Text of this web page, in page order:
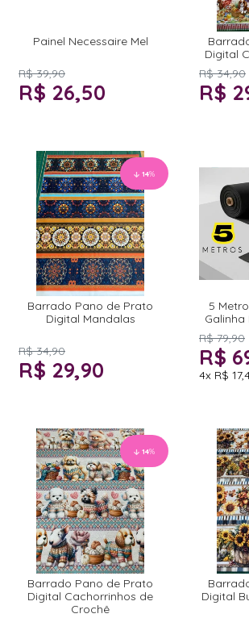
Painel Necessaire Mel
R$ 39,90
R$ 26,50
Digital
R$ 34,90
R$
14%
Barrado Pano de Prato
Digital Mandalas
R$ 34,90
R$ 29,90
5
Galinha
R$ 79,90
R$
4x R$
14%
Barrado Pano de Prato
Digital Cachorrinhos de
Crochê
Digital